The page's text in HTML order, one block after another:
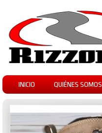
INICIO QUIÉNES SOMOS